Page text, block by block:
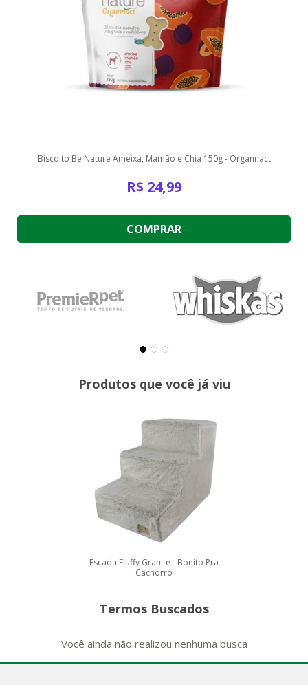
Biscoito Be Nature Ameixa, Mamão e Chia 150g - Organnact
R$ 24,99
COMPRAR
Produtos que você já viu
Escada Fluffy Granite - Bonito Pra
Cachorro
Termos Buscados
Você ainda não realizou nenhuma busca